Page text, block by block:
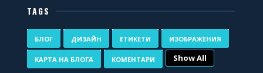
TAGS
БЛОГ ДИЗАЙН ЕТИКЕТИ ИЗОБРАЖЕНИЯ
КАРТА НА БЛОГА КОМЕНТАРИ Show All